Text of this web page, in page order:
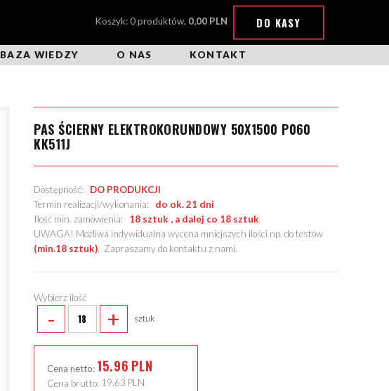
Koszyk: 0 produktów, 0,00 PLN DO KASY
BAZA WIEDZY O NAS KONTAKT
PAS ŚCIERNY ELEKTROKORUNDOWY 50X1500 P060
KK511J
Dostępność: DO PRODUKCJI
Termin realizacji/wykonania: do ok. 21 dni
Ilość min. zamówienia: 18 sztuk , a dalej co 18 sztuk
UWAGA! Możliwa indywidualna wycena mniejszych ilości np. do testów
(min.18 sztuk). Zapraszamy do kontaktu z nami.
Wybierz ilość
- + sztuk
Cena netto: 15.96 PLN
Cena brutto: 19.63 PLN